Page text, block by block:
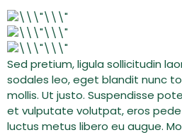
Sed pretium, ligula sollicitudin
sodales leo, eget blandit nunc
mollis. Ut justo. Suspendisse
et vulputate volutpat, eros
luctus metus libero eu augue.